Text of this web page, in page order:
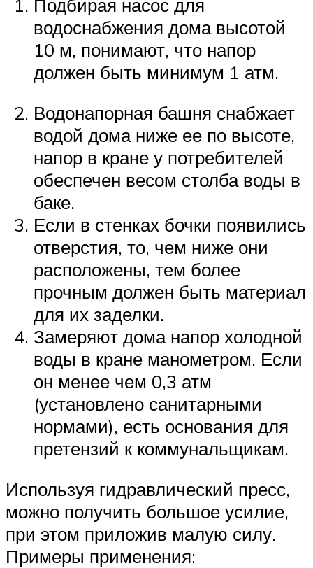
Подбирая насос для
водоснабжения дома высотой
10 м, понимают, что напор
должен быть минимум 1 атм.
Водонапорная башня снабжает
водой дома ниже ее по высоте,
напор в кране у потребителей
обеспечен весом столба воды в
баке.
Если в стенках бочки появились
отверстия, то, чем ниже они
расположены, тем более
прочным должен быть материал
для их заделки.
Замеряют дома напор холодной
воды в кране манометром. Если
он менее чем 0,3 атм
(установлено санитарными
нормами), есть основания для
претензий к коммунальщикам.
Используя гидравлический пресс,
можно получить большое усилие,
при этом приложив малую силу.
Примеры применения: